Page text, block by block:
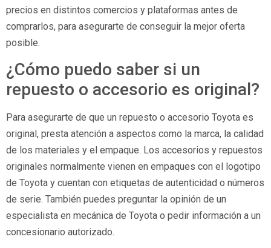
precios en distintos comercios y plataformas antes de
comprarlos, para asegurarte de conseguir la mejor oferta
posible.
¿Cómo puedo saber si un
repuesto o accesorio es original?
Para asegurarte de que un repuesto o accesorio Toyota es
original, presta atención a aspectos como la marca, la calidad
de los materiales y el empaque. Los accesorios y repuestos
originales normalmente vienen en empaques con el logotipo
de Toyota y cuentan con etiquetas de autenticidad o números
de serie. También puedes preguntar la opinión de un
especialista en mecánica de Toyota o pedir información a un
concesionario autorizado.